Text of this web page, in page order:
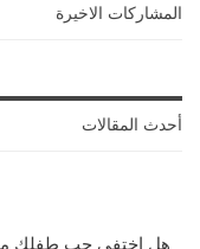
المشاركات الاخيرة
أحدث المقالات
هل اختفى حب طفلك من